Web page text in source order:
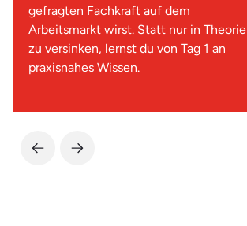
gefragten Fachkraft auf dem
Arbeitsmarkt wirst. Statt nur in Theorie
zu versinken, lernst du von Tag 1 an
praxisnahes Wissen.